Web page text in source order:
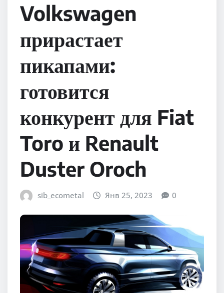
Volkswagen
прирастает
пикапами:
готовится
конкурент для Fiat
Toro и Renault
Duster Oroch
sib_ecometal Янв 25, 2023 0